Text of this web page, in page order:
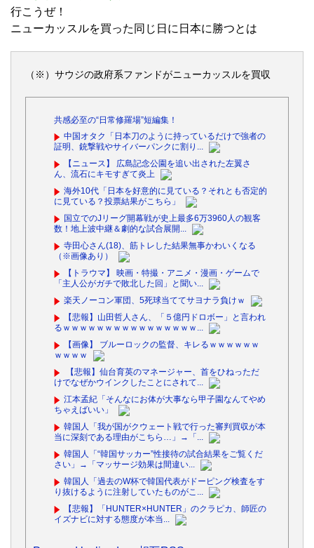
行こうぜ！
ニューカッスルを買った同じ日に日本に勝つとは
（※）サウジの政府系ファンドがニューカッスルを買収
共感必至の“日常修羅場”短編集！
中国オタク「日本刀のように持っているだけで強者の
証明、銃撃戦やサイバーパンクに割り...
【ニュース】 広島記念公園を追い出された左翼さ
ん、流石にキモすぎて炎上
海外10代「日本を好意的に見ている？それとも否定的
に見ている？投票結果がこちら」
国立でのJリーグ開幕戦が史上最多6万3960人の観客
数！地上波中継＆劇的な試合展開...
寺田心さん(18)、筋トレした結果無事かわいくなる
（※画像あり）
【トラウマ】 映画・特撮・アニメ・漫画・ゲームで
「主人公がガチで敗北した回」と聞い...
楽天ノーコン軍団、5死球当ててサヨナラ負けｗ
【悲報】山田哲人さん、「５億円ドロボー」と言われ
るｗｗｗｗｗｗｗｗｗｗｗｗｗｗｗｗ...
【画像】 ブルーロックの監督、キレるｗｗｗｗｗｗ
ｗｗｗｗ
【悲報】仙台育英のマネージャー、首をひねっただ
けでなぜかウインクしたことにされて...
江本孟紀「そんなにお体が大事なら甲子園なんてやめ
ちゃえばいい」
韓国人「我が国がクウェート戦で行った審判買収が本
当に深刻である理由がこちら…」→「...
韓国人「“韓国サッカー”性接待の試合結果をご覧くだ
さい」→「マッサージ効果は間違い...
韓国人「過去のW杯で韓国代表がドーピング検査をす
り抜けるように注射していたものがこ...
【悲報】「HUNTER×HUNTER」のクラピカ、師匠の
イズナビに対する態度が本当...